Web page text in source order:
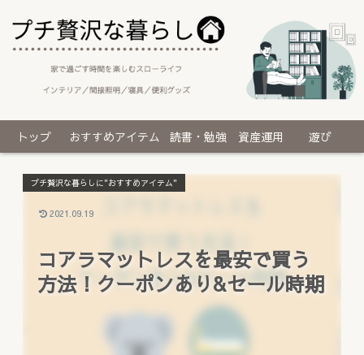
トップ おすすめアイテム 読書・勉強 資産運用 遊び
コアラマットレスを最安で買う
方法！クーポンあり&セール時期
プチ贅沢な暮らしに"おすすめアイテム"
2021.09.19